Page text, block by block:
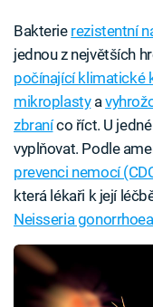
Bakterie rezistentní
jednou z největších
počínající klimatické
mikroplastya
zbraníco říct. U
vyplňovat. Podle
prevenci nemocí
která lékaři k její
Neisseria